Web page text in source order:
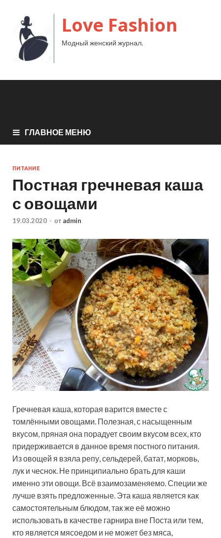
Love Fashion
Модный женский журнал.
ГЛАВНОЕ МЕНЮ
ПИТАНИЕ
Постная гречневая каша
с овощами
19.03.2020 - от admin
Гречневая каша, которая варится вместе с
томлёнными овощами. Полезная, с насыщенным
вкусом, пряная она порадует своим вкусом всех, кто
придерживается в данное время постного питания.
Из овощей я взяла репу, сельдерей, батат, морковь,
лук и чеснок. Не принципиально брать для каши
именно эти овощи. Всё взаимозаменяемо. Специи же
лучше взять предложенные. Эта каша является как
самостоятельным блюдом, так же её можно
использовать в качестве гарнира вне Поста или тем,
кто является мясоедом и не может без мяса,